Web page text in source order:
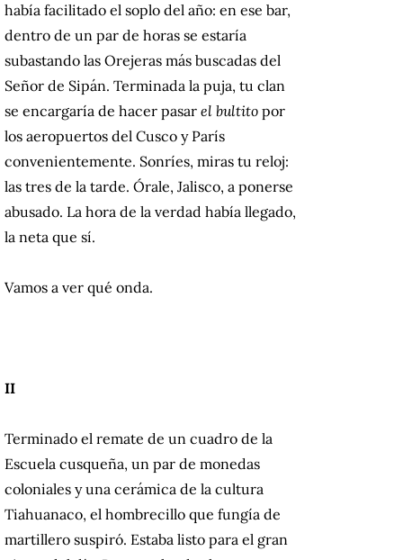
había facilitado el soplo del año: en ese bar,
dentro de un par de horas se estaría
subastando las Orejeras más buscadas del
Señor de Sipán. Terminada la puja, tu clan
se encargaría de hacer pasar el bultito por
los aeropuertos del Cusco y París
convenientemente. Sonríes, miras tu reloj:
las tres de la tarde. Órale, Jalisco, a ponerse
abusado. La hora de la verdad había llegado,
la neta que sí.
Vamos a ver qué onda.
II
Terminado el remate de un cuadro de la
Escuela cusqueña, un par de monedas
coloniales y una cerámica de la cultura
Tiahuanaco, el hombrecillo que fungía de
martillero suspiró. Estaba listo para el gran